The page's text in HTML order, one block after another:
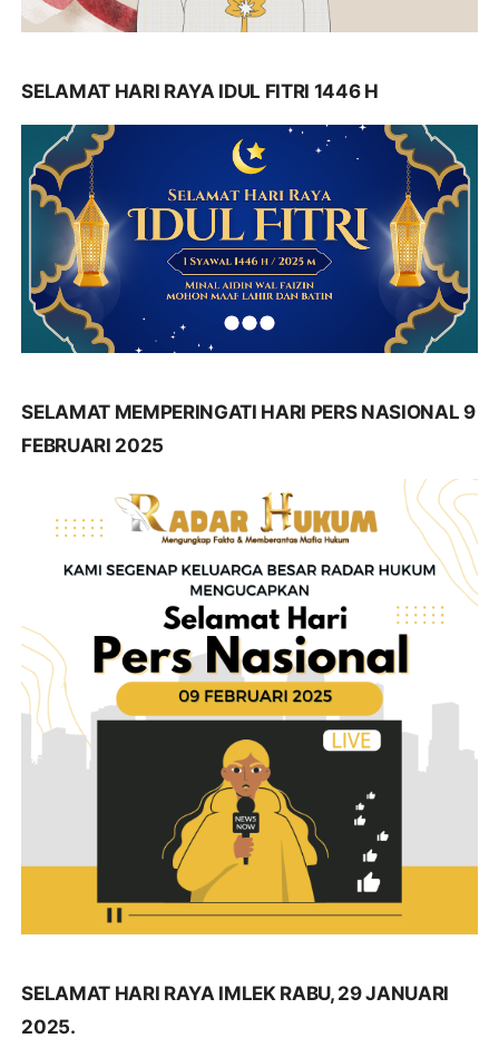
SELAMAT HARI RAYA IDUL FITRI 1446 H
SELAMAT MEMPERINGATI HARI PERS NASIONAL 9
FEBRUARI 2025
SELAMAT HARI RAYA IMLEK RABU, 29 JANUARI
2025.